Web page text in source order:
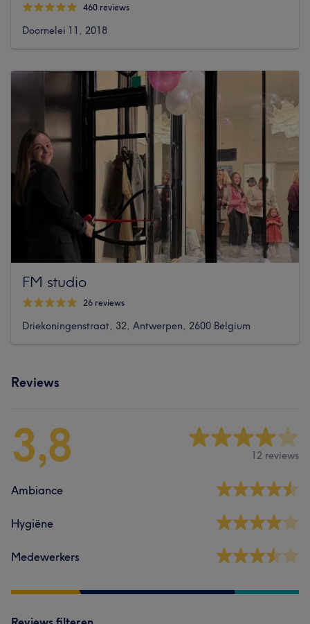
460 reviews
Doornelei 11, 2018
FM studio
26 reviews
Driekoningenstraat, 32, Antwerpen, 2600 Belgium
Reviews
3,8 12 reviews
Ambiance
Hygiëne
Medewerkers